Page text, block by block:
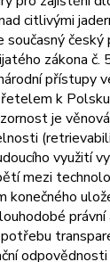
citlivými
český
zákona č.
přístupy
k
je
využití
mezi
konečného